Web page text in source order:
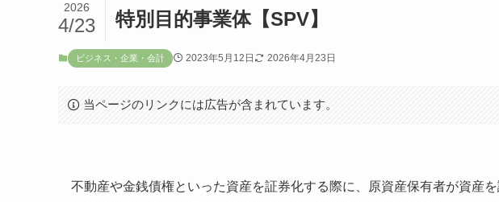
特別目的事業体【SPV】
2026
4/23
ビジネス・企業・会計 2023年5月12日 2026年4月23日
当ページのリンクには広告が含まれています。
不動産や金銭債権といった資産を証券化する際に、原資産保有者が資産